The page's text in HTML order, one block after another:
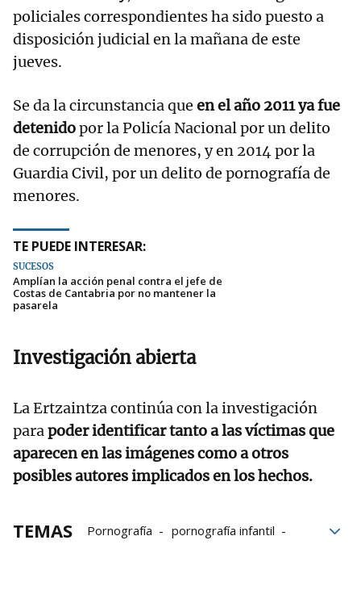
policiales correspondientes ha sido puesto a
disposición judicial en la mañana de este
jueves.
Se da la circunstancia que en el año 2011 ya fue
detenidopor la Policía Nacional por un delito
de corrupción de menores, y en 2014 por la
Guardia Civil, por un delito de pornografía de
menores.
TE PUEDE INTERESAR:
SUCESOS
Amplían la acción penal contra el jefe de
Costas de Cantabria por no mantener la
pasarela
Investigación abierta
La Ertzaintza continúa con la investigación
parapoder identificar tanto a las víctimas que
aparecen en las imágenes como a otros
posibles autores implicados en los hechos.
TEMAS Pornografía
pornografía infantil